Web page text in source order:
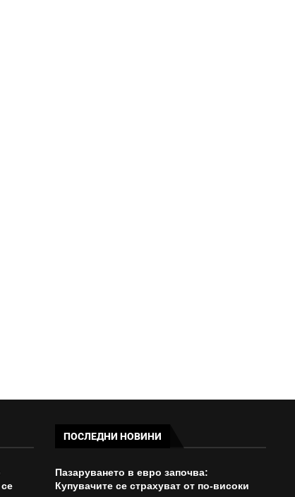
ПОСЛЕДНИ НОВИНИ
Пазаруването в евро започва:
Купувачите се страхуват от по-високи